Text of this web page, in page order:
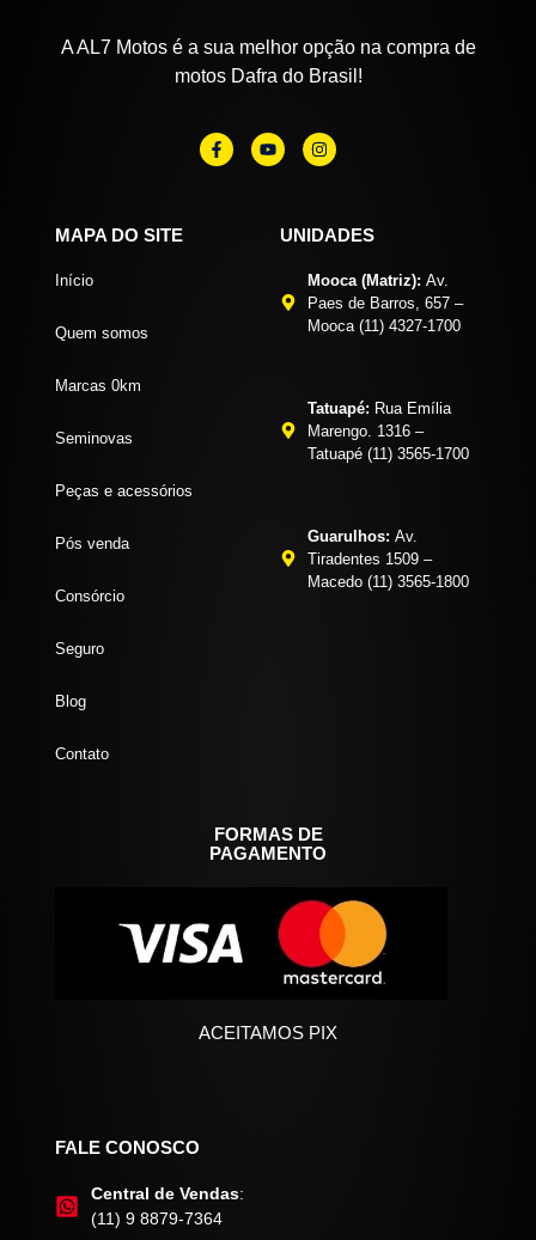
A AL7 Motos é a sua melhor opção na compra de
motos Dafra do Brasil!
MAPA DO SITE
Início
Quem somos
Marcas 0km
Seminovas
Peças e acessórios
Pós venda
Consórcio
Seguro
Blog
Contato
UNIDADES
Mooca (Matriz): Av.
Paes de Barros, 657 –
Mooca (11) 4327-1700
Tatuapé: Rua Emília
Marengo. 1316 –
Tatuapé (11) 3565-1700
Guarulhos: Av.
Tiradentes 1509 –
Macedo (11) 3565-1800
FORMAS DE
PAGAMENTO
ACEITAMOS PIX
FALE CONOSCO
Central de Vendas:
(11) 9 8879-7364